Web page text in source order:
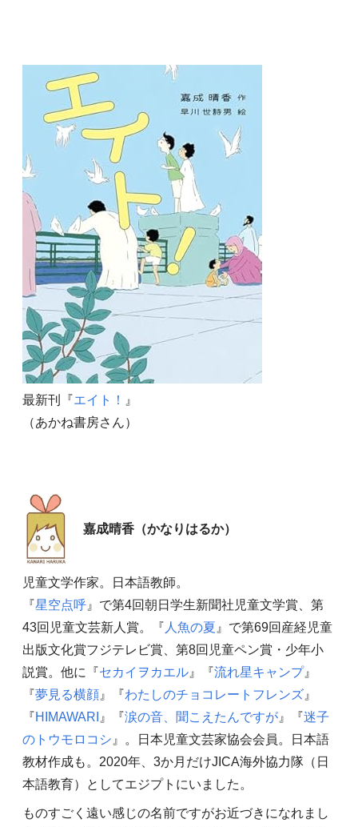
最新刊『エイト！ 』
（あかね書房さん）
嘉成晴香（かなりはるか）
児童文学作家。日本語教師。
『星空点呼』で第4回朝日学生新聞社児童文学賞、第
43回児童文芸新人賞。『 人魚の夏 』で第69回産経児童
出版文化賞フジテレビ賞、第8回児童ペン賞・少年小
説賞。他に『セカイヲカエル』『流れ星キャンプ』
『夢見る横顔』『わたしのチョコレートフレンズ』
『HIMAWARI 』『涙の音、聞こえたんですが』『迷子
のトウモロコシ 』。日本児童文芸家協会会員。日本語
教材作成も。2020年、3か月だけJICA海外協力隊（日
本語教育）としてエジプトにいました。
ものすごく遠い感じの名前ですがお近づきになれまし